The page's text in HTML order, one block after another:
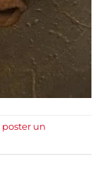
poster un